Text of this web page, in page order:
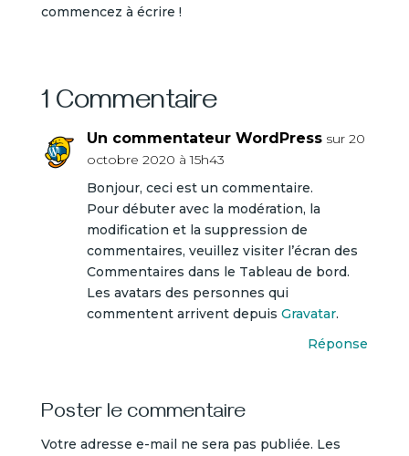
commencez à écrire !
1 Commentaire
Un commentateur WordPress sur 20
octobre 2020 à 15h43
Bonjour, ceci est un commentaire.
Pour débuter avec la modération, la
modification et la suppression de
commentaires, veuillez visiter l’écran des
Commentaires dans le Tableau de bord.
Les avatars des personnes qui
commentent arrivent depuis Gravatar.
Réponse
Poster le commentaire
Votre adresse e-mail ne sera pas publiée. Les